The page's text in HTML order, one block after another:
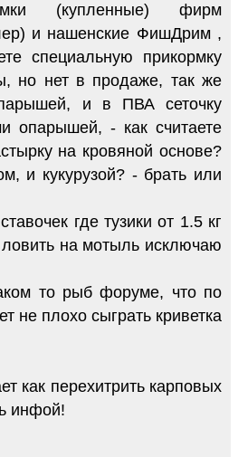
(купленные) фирм
и нашенские ФишДрим ,
специальную прикормку
но нет в продаже, так же
и в ПВА сеточку
опарышей, - как считаете
на кровяной основе?
и кукурузой? - брать или
где тузики от 1.5 кг
на мотыль исключаю
то рыб форуме, что по
не плохо сыграть криветка
как перехитрить карповых
инфой!